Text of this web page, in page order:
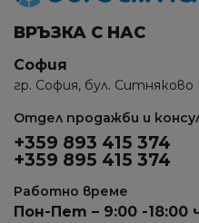
ВРЪЗКА С НАС
София
гр. София, бул.
Отдел продажби и
+359 893 415 374
+359 895 415 374
Работно време
Пон-Пет – 9:00 -18:00